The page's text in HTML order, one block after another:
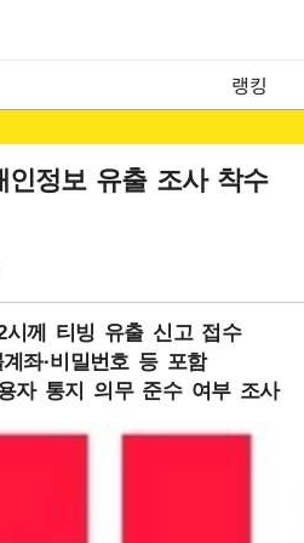
랭킹
인정보 유출 조사 착수
시께 티빙 유출 신고 접수
좌·비밀번호 등 포함
자 통지 의무 준수 여부 조사